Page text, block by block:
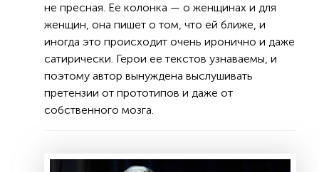
не пресная. Ее колонка — о женщинах и для
женщин, она пишет о том, что ей ближе, и
иногда это происходит очень иронично и даже
сатирически. Герои ее текстов узнаваемы, и
поэтому автор вынуждена выслушивать
претензии от прототипов и даже от
собственного мозга.